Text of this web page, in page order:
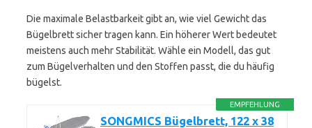
Die maximale Belastbarkeit gibt an, wie viel Gewicht das
Bügelbrett sicher tragen kann. Ein höherer Wert bedeutet
meistens auch mehr Stabilität. Wähle ein Modell, das gut
zum Bügelverhalten und den Stoffen passt, die du häufig
bügelst.
EMPFEHLUNG
SONGMICS Bügelbrett, 122 x 38